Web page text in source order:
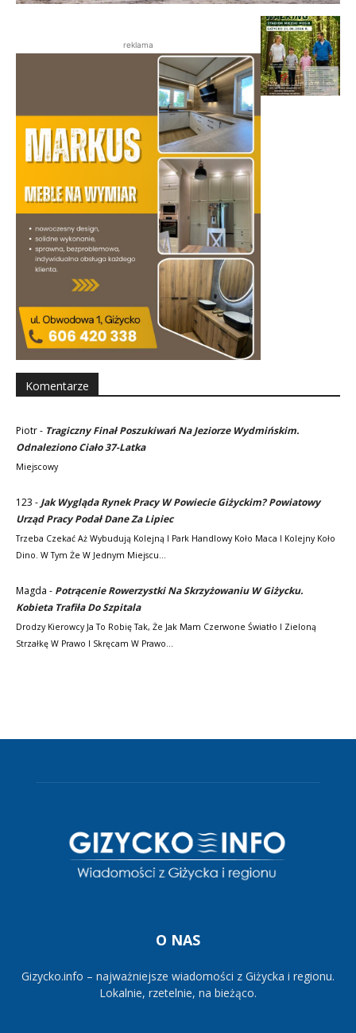
reklama
Komentarze
Piotr- Tragiczny Finał Poszukiwań Na Jeziorze Wydmińskim.
Odnaleziono Ciało 37-Latka
Miejscowy
123 - Jak Wygląda Rynek Pracy W Powiecie Giżyckim? Powiatowy
Urząd Pracy Podał Dane Za Lipiec
Trzeba Czekać Aż Wybudują Kolejną I Park Handlowy Koło Maca I Kolejny Koło
Dino. W Tym Że W Jednym Miejscu…
Magda - Potrącenie Rowerzystki Na Skrzyżowaniu W Giżycku.
Kobieta Trafiła Do Szpitala
Drodzy Kierowcy Ja To Robię Tak, Że Jak Mam Czerwone Światło I Zieloną
Strzałkę W Prawo I Skręcam W Prawo…
O NAS
Gizycko.info – najważniejsze wiadomości z Giżycka i regionu.
Lokalnie, rzetelnie, na bieżąco.